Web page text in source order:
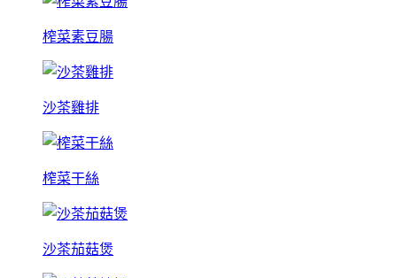
榨菜素豆腸
沙茶雞排
榨菜干絲
沙茶茄菇煲